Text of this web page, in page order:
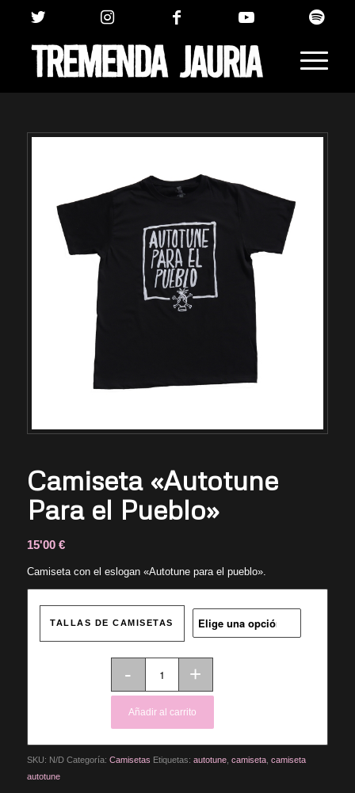
Camiseta «Autotune
Para el Pueblo»
15'00 €
Camiseta con el eslogan «Autotune para el pueblo».
TALLAS DE CAMISETAS
Añadir al carrito
SKU: N/D Categoría: Camisetas Etiquetas: autotune, camiseta, camiseta
autotune